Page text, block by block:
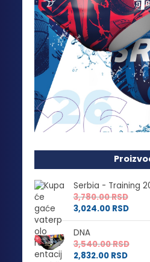
Serbia - Training
3,780.00RSD
3,024.00 RSD
DNA
3,540.00RSD
2,832.00 RSD